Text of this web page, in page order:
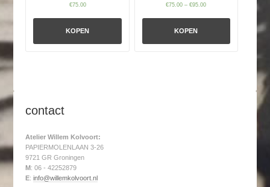
€75.00
KOPEN
€75.00 –€95.00
KOPEN
contact
Atelier Willem Kolvoort:
PAPIERMOLENLAAN 3-26
9721 GR Groningen
M : 06 - 42252879
E:info@willemkolvoort.nl